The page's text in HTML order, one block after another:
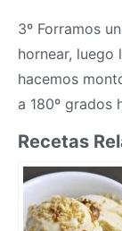
3º Forramos
hornear, luego
hacemos
a 180º grados
Recetas